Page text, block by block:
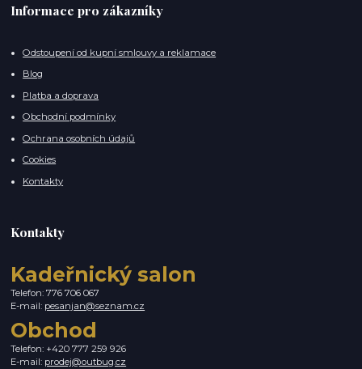
Informace pro zákazníky
Odstoupení od kupní smlouvy a reklamace
Blog
Platba a doprava
Obchodní podmínky
Ochrana osobních údajů
Cookies
Kontakty
Kontakty
Kadeřnický salon
Telefon: 776 706 067
E-mail: pesanjan@seznam.cz
Obchod
Telefon: +420 777 259 926
E-mail: prodej@outbug.cz